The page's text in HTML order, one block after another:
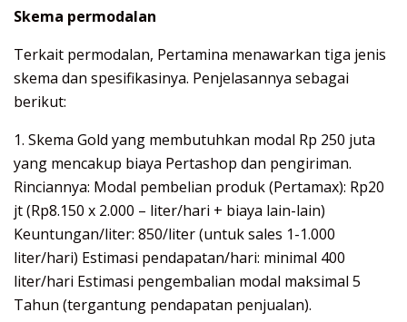
Skema permodalan
Terkait permodalan, Pertamina menawarkan tiga jenis
skema dan spesifikasinya. Penjelasannya sebagai
berikut:
1. Skema Gold yang membutuhkan modal Rp 250 juta
yang mencakup biaya Pertashop dan pengiriman.
Rinciannya: Modal pembelian produk (Pertamax): Rp20
jt (Rp8.150 x 2.000 – liter/hari + biaya lain-lain)
Keuntungan/liter: 850/liter (untuk sales 1-1.000
liter/hari) Estimasi pendapatan/hari: minimal 400
liter/hari Estimasi pengembalian modal maksimal 5
Tahun (tergantung pendapatan penjualan).